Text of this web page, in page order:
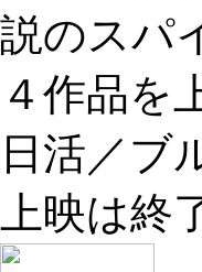
説のスパ
４作品を
日活／ブ
上映は終